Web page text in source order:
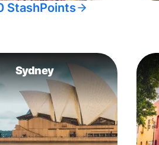
StashPoints
Sydney